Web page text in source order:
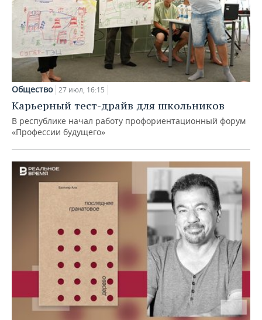
Общество 27 июл, 16:15
Карьерный тест-драйв для школьников
В республике начал работу профориентационный форум
«Профессии будущего»